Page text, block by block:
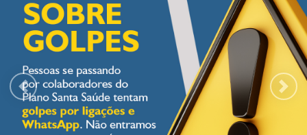
Previous Next